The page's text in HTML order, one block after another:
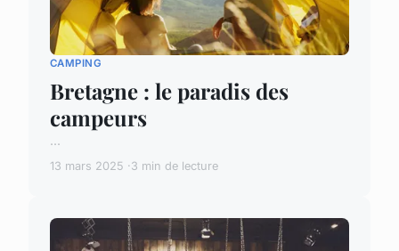
CAMPING
Bretagne : le paradis des
campeurs
...
13 mars 2025 3 min de lecture